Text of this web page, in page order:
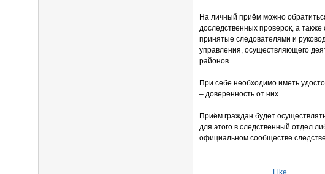
На личный приём можно
доследственных проверок, а
принятые следователями и
управления, осуществляющего
районов.
При себе необходимо иметь
– доверенность от них.
Приём граждан будет
для этого в следственный отдел
официальном сообществе
Like